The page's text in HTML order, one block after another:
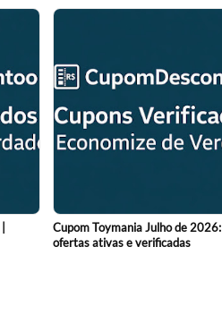
Cupom Toymania Julho de 2026:
ofertas ativas e verificadas